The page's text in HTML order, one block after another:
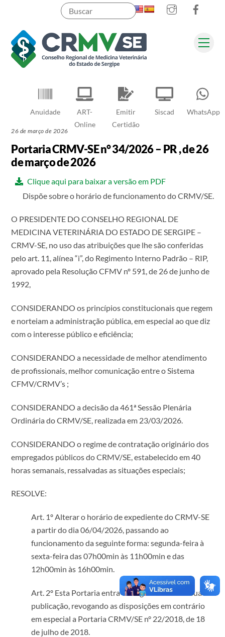
content
Instagram
Anuidade
ART-
Online
Emitir
Certidão
Siscad WhatsApp
26 de março de 2026
Portaria CRMV-SE n° 34/2026 – PR , de 26
de março de 2026
Clique aqui para baixar a versão em PDF
Dispõe sobre o horário de funcionamento do CRMV/SE.
O PRESIDENTE DO CONSELHO REGIONAL DE
MEDICINA VETERINÁRIA DO ESTADO DE SERGIPE –
CRMV-SE, no uso das atribuições que lhe são conferidas
pelo art. 11, alínea “i”, do Regimento Interno Padrão – RIP,
aprovado pela Resolução CFMV nº 591, de 26 de junho de
1992,
CONSIDERANDO os princípios constitucionais que regem
e norteiam a administração pública, em especial ao que diz
com o interesse público e eficiência;
CONSIDERANDO a necessidade de melhor atendimento
de profissionais, melhor comunicação entre o Sistema
CFMV/CRMV’s ;
CONSIDERANDO a decisão da 461ª Sessão Plenária
Ordinária do CRMV/SE, realizada em 23/03/2026.
CONSIDERANDO o regime de contratação originário dos
empregados públicos do CRMV/SE, estabelecido em 40
horas semanais, ressalvadas as situações especiais;
RESOLVE:
Art. 1º Alterar o horário de expediente do CRMV-SE
a partir do dia 06/04/2026, passando ao
funcionamento da seguinte forma: segunda-feira à
sexta-feira das 07h00min às 11h00min e das
12h00min às 16h00min.
Art. 2º Esta Portaria entra em vigor na data de sua
publicação, revogando as disposições em contrário
em especial a Portaria CRMV/SE n° 22/2018, de 18
de julho de 2018.